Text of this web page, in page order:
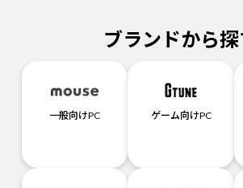
ブランドから探
一般向けPC ゲーム向けPC